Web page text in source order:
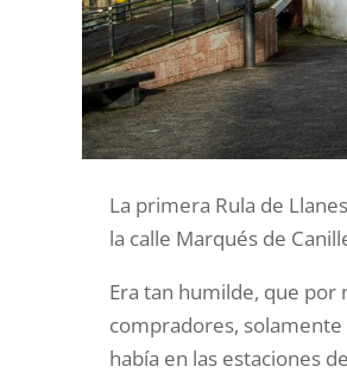
La primera Rula de
la calle Marqués de
Era tan humilde, que por
compradores, solamente
había en las estaciones